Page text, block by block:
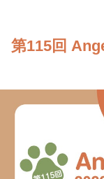
第115回